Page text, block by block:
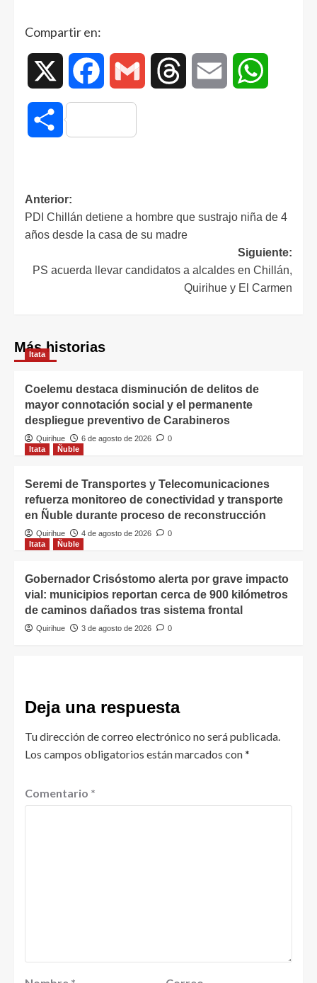
Compartir en:
Facebook Gmail Threads Email
Compartir
Anterior:
PDI Chillán detiene a hombre que sustrajo niña de 4
años desde la casa de su madre
Siguiente:
PS acuerda llevar candidatos a alcaldes en Chillán,
Quirihue y El Carmen
Más historias
Itata
Coelemu destaca disminución de delitos de
mayor connotación social y el permanente
despliegue preventivo de Carabineros
Quirihue 6 de agosto de 2026
0
Itata
Ñuble
Seremi de Transportes y Telecomunicaciones
refuerza monitoreo de conectividad y transporte
en Ñuble durante proceso de reconstrucción
Quirihue 4 de agosto de 2026
0
Itata
Ñuble
Gobernador Crisóstomo alerta por grave impacto
vial: municipios reportan cerca de 900 kilómetros
de caminos dañados tras sistema frontal
Quirihue 3 de agosto de 2026 0
Deja una respuesta
Tu dirección de correo electrónico no será publicada.
Los campos obligatorios están marcados con*
Comentario *